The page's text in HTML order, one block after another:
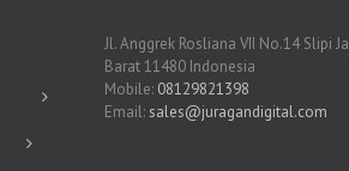
Jl. Anggrek Rosliana VII No.14 Slipi
Barat 11480 Indonesia
Mobile: 08129821398
Email: sales@juragandigital.com